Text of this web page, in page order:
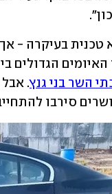
הגדולים
השר בני גנץ
סירבו